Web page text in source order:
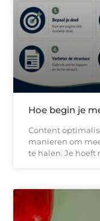
Hoe begin je
Content
manieren om
te halen. Je hoeft